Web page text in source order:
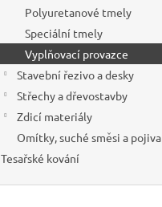
Polyuretanové tmely
Speciální tmely
Vyplňovací provazce
Stavební řezivo a desky
Střechy a dřevostavby
Zdicí materiály
Omítky, suché směsi a pojiva
Tesařské kování